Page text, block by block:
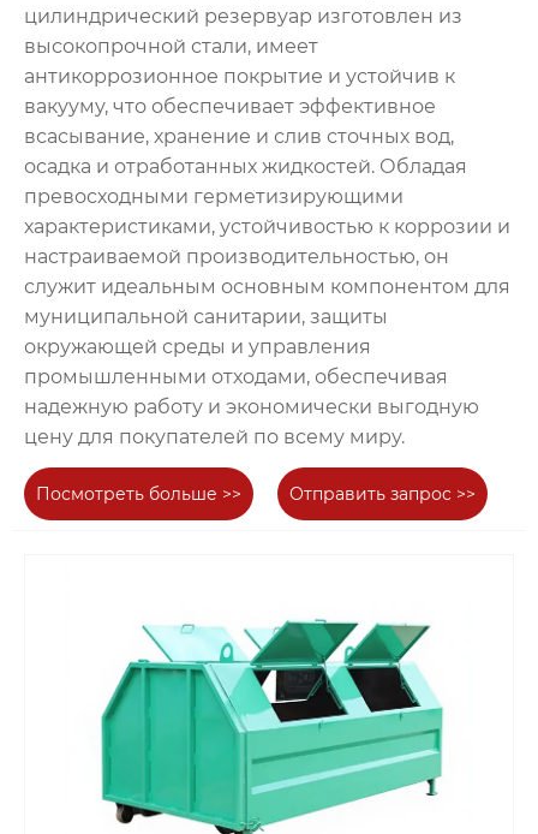
цилиндрический резервуар изготовлен из
высокопрочной стали, имеет
антикоррозионное покрытие и устойчив к
вакууму, что обеспечивает эффективное
всасывание, хранение и слив сточных вод,
осадка и отработанных жидкостей. Обладая
превосходными герметизирующими
характеристиками, устойчивостью к коррозии и
настраиваемой производительностью, он
служит идеальным основным компонентом для
муниципальной санитарии, защиты
окружающей среды и управления
промышленными отходами, обеспечивая
надежную работу и экономически выгодную
цену для покупателей по всему миру.
Посмотреть больше >> Отправить запрос >>